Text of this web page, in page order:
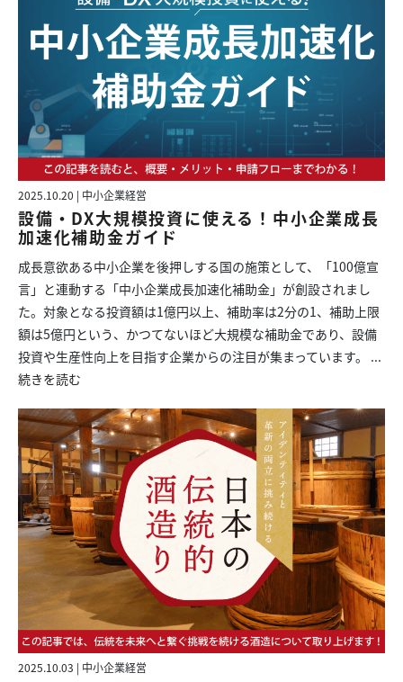
2025.10.20 | 中小企業経営
設備・DX大規模投資に使える！中小企業成長
加速化補助金ガイド
成長意欲ある中小企業を後押しする国の施策として、「100億宣
言」と連動する「中小企業成長加速化補助金」が創設されまし
た。対象となる投資額は1億円以上、補助率は2分の1、補助上限
額は5億円という、かつてないほど大規模な補助金であり、設備
投資や生産性向上を目指す企業からの注目が集まっています。 ...
続きを読む
2025.10.03 | 中小企業経営